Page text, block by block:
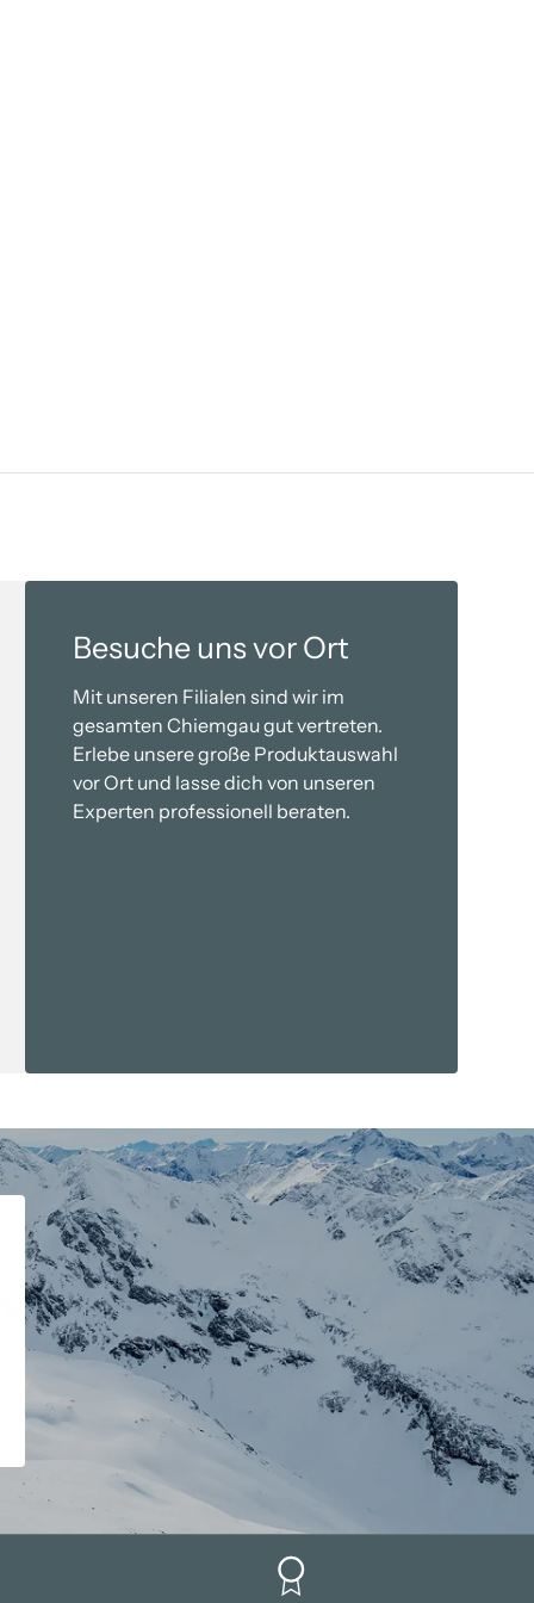
Besuche uns vor Ort
Mit unseren Filialen sind wir im
gesamten Chiemgau gut vertreten.
Erlebe unsere große Produktauswahl
vor Ort und lasse dich von unseren
Experten professionell beraten.